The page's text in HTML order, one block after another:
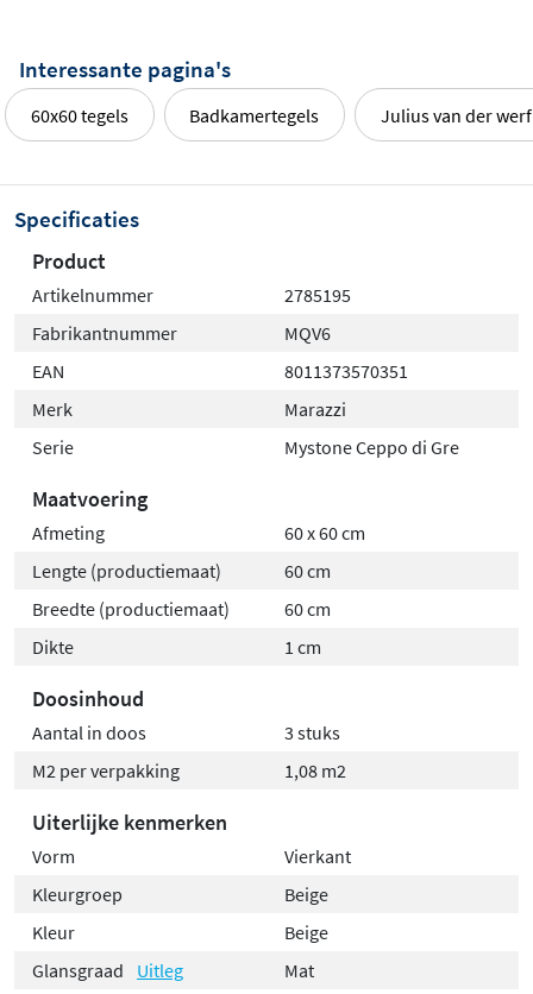
Interessante pagina's
60x60 tegels Badkamertegels Julius van der
Specificaties
Product
Artikelnummer
2785195
Fabrikantnummer
MQV6
EAN
8011373570351
Merk
Marazzi
Serie
Mystone Ceppo di Gre
Maatvoering
Afmeting
60 x 60 cm
Lengte (productiemaat)
60 cm
Breedte (productiemaat)
60 cm
Dikte
1 cm
Doosinhoud
Aantal in doos
3 stuks
M2 per verpakking
1,08 m2
Uiterlijke kenmerken
Vorm
Vierkant
Kleurgroep
Beige
Kleur
Beige
Glansgraad
Uitleg
Mat